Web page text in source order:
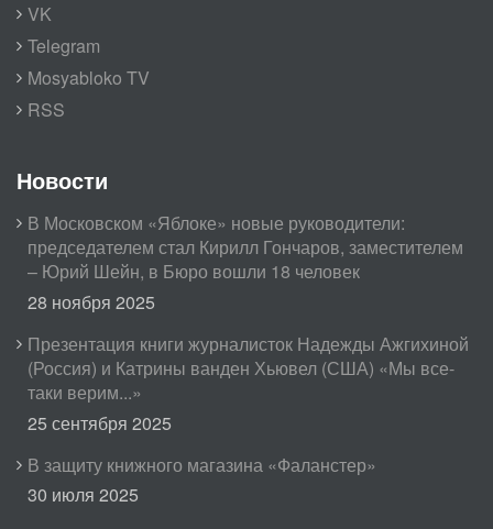
VK
Telegram
Mosyabloko TV
RSS
Новости
В Московском «Яблоке» новые руководители:
председателем стал Кирилл Гончаров, заместителем
– Юрий Шейн, в Бюро вошли 18 человек
28 ноября 2025
Презентация книги журналисток Надежды Ажгихиной
(Россия) и Катрины ванден Хьювел (США) «Мы все-
таки верим...»
25 сентября 2025
В защиту книжного магазина «Фаланстер»
30 июля 2025